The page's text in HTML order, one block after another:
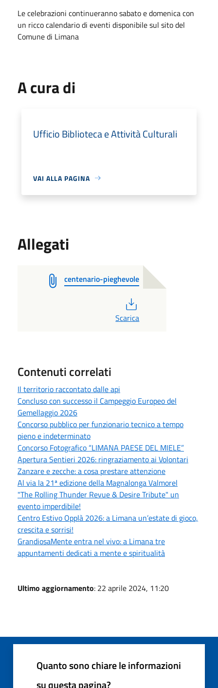
Le celebrazioni continueranno sabato e domenica con
un ricco calendario di eventi disponibile sul sito del
Comune di Limana
A cura di
Ufficio Biblioteca e Attività Culturali
VAI ALLA PAGINA
Allegati
centenario-pieghevole
Scarica
Contenuti correlati
Il territorio raccontato dalle api
Concluso con successo il Campeggio Europeo del
Gemellaggio 2026
Concorso pubblico per funzionario tecnico a tempo
pieno e indeterminato
Concorso Fotografico “LIMANA PAESE DEL MIELE”
Apertura Sentieri 2026: ringraziamento ai Volontari
Zanzare e zecche: a cosa prestare attenzione
Al via la 21ª edizione della Magnalonga Valmorel
"The Rolling Thunder Revue & Desire Tribute" un
evento imperdibile!
Centro Estivo Opplà 2026: a Limana un’estate di gioco,
crescita e sorrisi!
GrandiosaMente entra nel vivo: a Limana tre
appuntamenti dedicati a mente e spiritualità
Ultimo aggiornamento: 22 aprile 2024, 11:20
Quanto sono chiare le informazioni
su questa pagina?